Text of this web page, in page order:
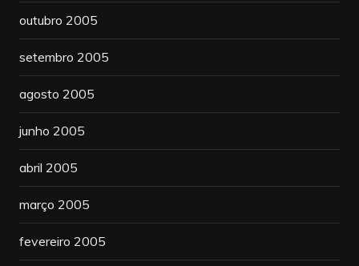
outubro 2005
setembro 2005
agosto 2005
junho 2005
abril 2005
março 2005
fevereiro 2005